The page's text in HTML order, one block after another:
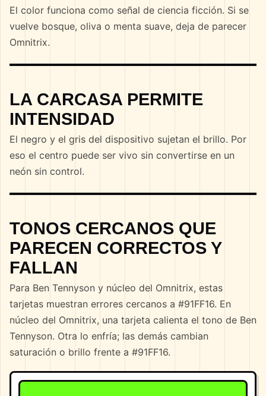
El color funciona como señal de ciencia ficción. Si se
vuelve bosque, oliva o menta suave, deja de parecer
Omnitrix.
LA CARCASA PERMITE
INTENSIDAD
El negro y el gris del dispositivo sujetan el brillo. Por
eso el centro puede ser vivo sin convertirse en un
neón sin control.
TONOS CERCANOS QUE
PARECEN CORRECTOS Y
FALLAN
Para Ben Tennyson y núcleo del Omnitrix, estas
tarjetas muestran errores cercanos a #91FF16. En
núcleo del Omnitrix, una tarjeta calienta el tono de Ben
Tennyson. Otra lo enfría; las demás cambian
saturación o brillo frente a #91FF16.